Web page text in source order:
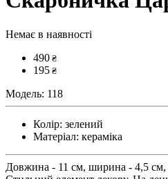
Немає в наявності
490 ₴
195 ₴
Модель: 118
Колір: зелений
Матеріал: кераміка
Довжина - 11 см, ширина - 4,5 см,